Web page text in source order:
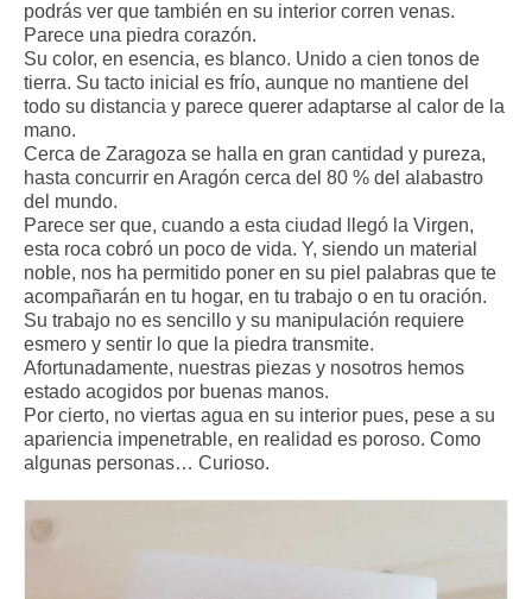
podrás ver que también en su interior corren venas.
Parece una piedra corazón.
Su color, en esencia, es blanco. Unido a cien tonos de
tierra. Su tacto inicial es frío, aunque no mantiene del
todo su distancia y parece querer adaptarse al calor de la
mano.
Cerca de Zaragoza se halla en gran cantidad y pureza,
hasta concurrir en Aragón cerca del 80 % del alabastro
del mundo.
Parece ser que, cuando a esta ciudad llegó la Virgen,
esta roca cobró un poco de vida. Y, siendo un material
noble, nos ha permitido poner en su piel palabras que te
acompañarán en tu hogar, en tu trabajo o en tu oración.
Su trabajo no es sencillo y su manipulación requiere
esmero y sentir lo que la piedra transmite.
Afortunadamente, nuestras piezas y nosotros hemos
estado acogidos por buenas manos.
Por cierto, no viertas agua en su interior pues, pese a su
apariencia impenetrable, en realidad es poroso. Como
algunas personas… Curioso.